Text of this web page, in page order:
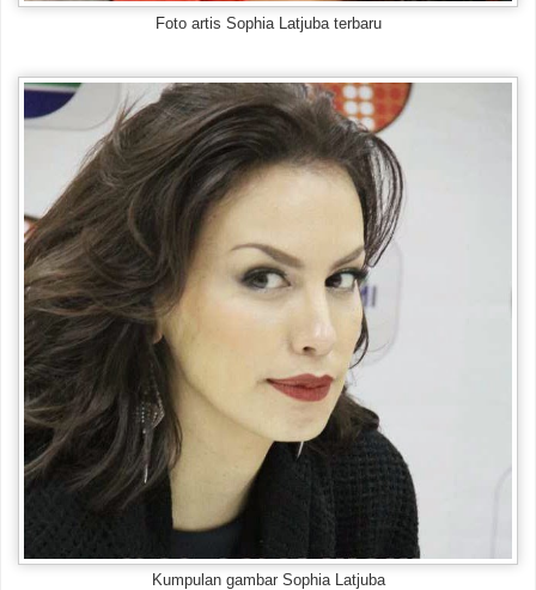
Foto artis Sophia Latjuba terbaru
Kumpulan gambar Sophia Latjuba